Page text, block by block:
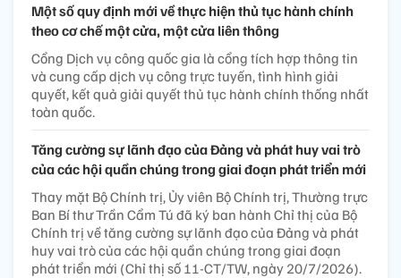
Một số quy định mới về thực hiện thủ tục hành chính
theo cơ chế một cửa, một cửa liên thông
Cổng Dịch vụ công quốc gia là cổng tích hợp thông tin
và cung cấp dịch vụ công trực tuyến, tình hình giải
quyết, kết quả giải quyết thủ tục hành chính thống nhất
toàn quốc.
Tăng cường sự lãnh đạo của Đảng và phát huy vai trò
của các hội quần chúng trong giai đoạn phát triển mới
Thay mặt Bộ Chính trị, Ủy viên Bộ Chính trị, Thường trực
Ban Bí thư Trần Cẩm Tú đã ký ban hành Chỉ thị của Bộ
Chính trị về tăng cường sự lãnh đạo của Đảng và phát
huy vai trò của các hội quần chúng trong giai đoạn
phát triển mới (Chỉ thị số 11-CT/TW, ngày 20/7/2026).